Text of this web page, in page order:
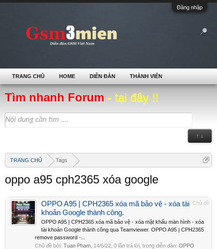
Đăng nhập
Tìm nhanh Forum - tại đây !!
↑ ↓
TRANG CHỦ Tags
oppo a95 cph2365 xóa google
Chủ đề
OPPO A95 | CPH2365 xóa mã bảo vệ - xóa tài
khoản Google thành công.
OPPO A95 | CPH2365 xóa mã bảo vệ - xóa mật khẩu màn hình - xóa
tài khoản Google thành công qua Teamviewer. OPPO A95 | CPH2365
remove password -...
Chủ đề bởi: Tuan Pham 14/6/22 , 0 lần trả lời, trong diễn đàn: OPPO
TRANG CHỦ HOME DIỄN ĐÀN THÀNH VIÊN